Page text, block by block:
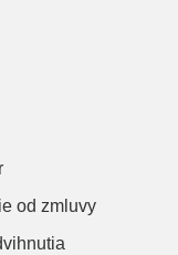
od zmluvy